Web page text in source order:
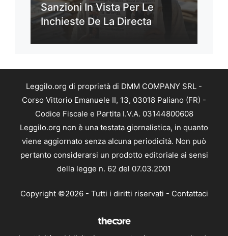
Sanzioni In Vista Per Le
Inchieste De La Directa
Leggilo.org di proprietà di DMM COMPANY SRL -
Corso Vittorio Emanuele II, 13, 03018 Paliano (FR) -
Codice Fiscale e Partita I.V.A. 03144800608
Leggilo.org non è una testata giornalistica, in quanto
viene aggiornato senza alcuna periodicità. Non può
pertanto considerarsi un prodotto editoriale ai sensi
della legge n. 62 del 07.03.2001
Copyright ©2026 - Tutti i diritti riservati - Contattaci